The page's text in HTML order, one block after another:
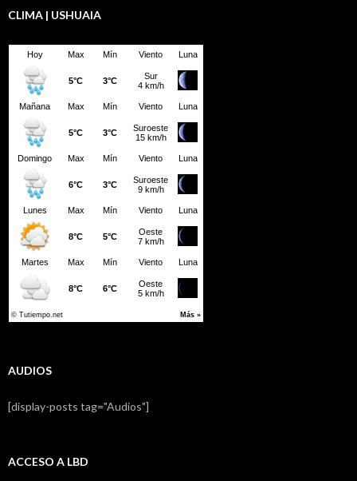
CLIMA | USHUAIA
AUDIOS
[display-posts tag="Audios"]
ACCESO A LBD